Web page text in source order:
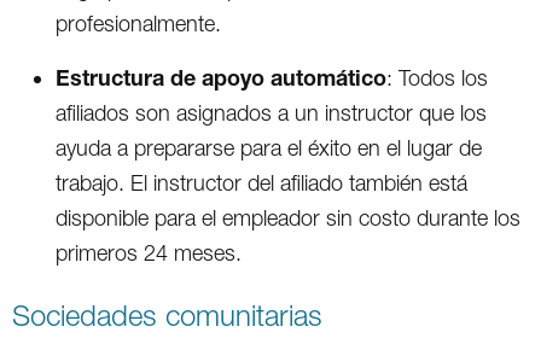
profesionalmente.
Estructura de apoyo automático: Todos los
afiliados son asignados a un instructor que los
ayuda a prepararse para el éxito en el lugar de
trabajo. El instructor del afiliado también está
disponible para el empleador sin costo durante los
primeros 24 meses.
Sociedades comunitarias